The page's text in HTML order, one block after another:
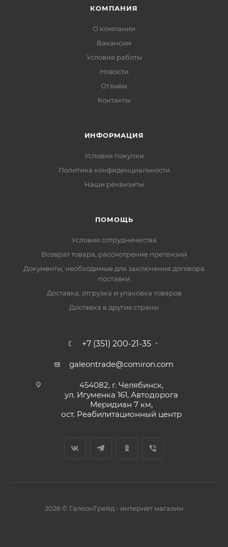
КОМПАНИЯ
О компании
Вакансии
Условия работы
Новости
Отзывы
Контакты
ИНФОРМАЦИЯ
Условия покупки
Политика конфиденциальности
Наши реквизиты
ПОМОЩЬ
Условия сотрудничества
Возврат товара, рассмотрение претензий
Документы, необходимые для заключения договора
поставки
Доставка, отгрузка и упаковка товаров
Доставка в другие страны
+7 (351) 200-21-35
galeontrade@comiron.com
454082, г. Челябинск,
ул. Игуменка 161, Автодорога
Меридиан 7 км,
ост. Реабилитационный центр
2026 © ГалеонТрейд - интернет магазин